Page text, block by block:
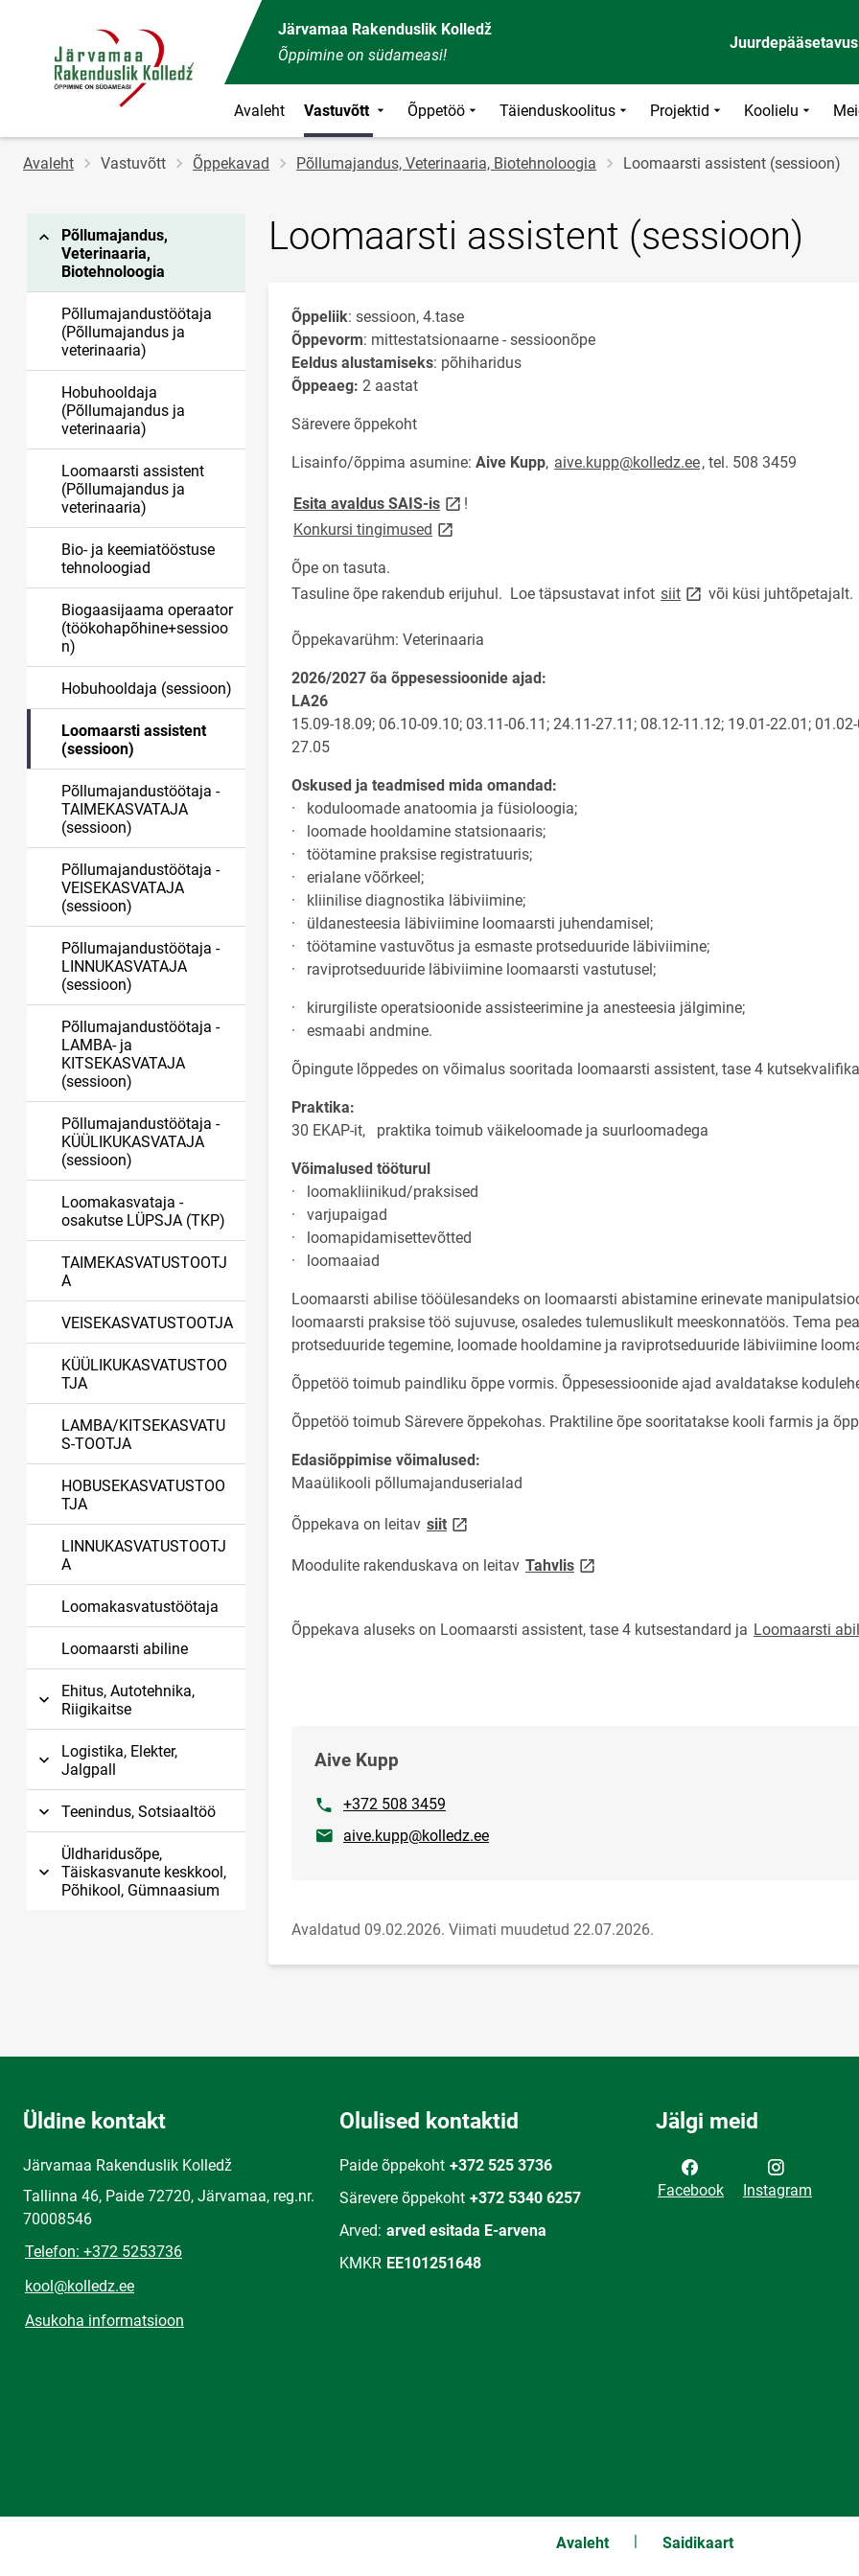
Järvamaa Rakenduslik Kolledž
Õppimine on südameasi!
Juurdepääsetavus
Avaleht Vastuvõtt Õppetöö Täienduskoolitus Projektid Koolielu
Jälglink
Avaleht Vastuvõtt Õppekavad Põllumajandus, Veterinaaria, Biotehnoloogia Loomaarsti assistent (sessioon)
Põllumajandus,
Veterinaaria,
Biotehnoloogia
Põllumajandustöötaja
(Põllumajandus ja
veterinaaria)
Hobuhooldaja
(Põllumajandus ja
veterinaaria)
Loomaarsti assistent
(Põllumajandus ja
veterinaaria)
Bio- ja keemiatööstuse
tehnoloogiad
Biogaasijaama operaator
(töökohapõhine+sessioo
n)
Hobuhooldaja (sessioon)
Loomaarsti assistent
(sessioon)
Põllumajandustöötaja -
TAIMEKASVATAJA
(sessioon)
Põllumajandustöötaja -
VEISEKASVATAJA
(sessioon)
Põllumajandustöötaja -
LINNUKASVATAJA
(sessioon)
Põllumajandustöötaja -
LAMBA- ja
KITSEKASVATAJA
(sessioon)
Põllumajandustöötaja -
KÜÜLIKUKASVATAJA
(sessioon)
Loomakasvataja -
osakutse LÜPSJA (TKP)
TAIMEKASVATUSTOOTJ
A
VEISEKASVATUSTOOTJA
KÜÜLIKUKASVATUSTOO
TJA
LAMBA/KITSEKASVATU
S-TOOTJA
HOBUSEKASVATUSTOO
TJA
LINNUKASVATUSTOOTJ
A
Loomakasvatustöötaja
Loomaarsti abiline
Ehitus, Autotehnika,
Riigikaitse
Logistika, Elekter,
Jalgpall
Teenindus, Sotsiaaltöö
Üldharidusõpe,
Täiskasvanute keskkool,
Põhikool, Gümnaasium
Loomaarsti assistent (sessioon)
Õppeliik: sessioon, 4.tase
Õppevorm: mittestatsionaarne - sessioonõpe
Eeldus alustamiseks: põhiharidus
Õppeaeg: 2 aastat
Särevere õppekoht
Lisainfo/õppima asumine: Aive Kupp, aive.kupp@kolledz.ee, tel. 508 3459
Esita avaldus SAIS-islink opens on new page
!
Konkursi tingimused link opens on new page
Õpe on tasuta.
Tasuline õpe rakendub erijuhul. Loe täpsustavat infot siitlink opens on new page
või küsi juhtõpetajalt.
Õppekavarühm: Veterinaaria
2026/2027 õa õppesessioonide ajad:
LA26
15.09-18.09; 06.10-09.10; 03.11-06.11; 24.11-27.11; 08.12-11.12; 19.01-22.01;
27.05
Oskused ja teadmised mida omandad:
· koduloomade anatoomia ja füsioloogia;
· loomade hooldamine statsionaaris;
· töötamine praksise registratuuris;
· erialane võõrkeel;
· kliinilise diagnostika läbiviimine;
· üldanesteesia läbiviimine loomaarsti juhendamisel;
· töötamine vastuvõtus ja esmaste protseduuride läbiviimine;
· raviprotseduuride läbiviimine loomaarsti vastutusel;
· kirurgiliste operatsioonide assisteerimine ja anesteesia jälgimine;
· esmaabi andmine.
Õpingute lõppedes on võimalus sooritada loomaarsti assistent, tase 4
Praktika:
30 EKAP-it, praktika toimub väikeloomade ja suurloomadega
Võimalused tööturul
· loomakliinikud/praksised
· varjupaigad
· loomapidamisettevõtted
· loomaaiad
Loomaarsti abilise tööülesandeks on loomaarsti abistamine erinevate
loomaarsti praksise töö sujuvuse, osaledes tulemuslikult meeskonnatöös. Tema
protseduuride tegemine, loomade hooldamine ja raviprotseduuride läbiviimine
Õppetöö toimub paindliku õppe vormis. Õppesessioonide ajad avaldatakse
Õppetöö toimub Särevere õppekohas. Praktiline õpe sooritatakse kooli farmis ja
Edasiõppimise võimalused:
Maaülikooli põllumajanduserialad
Õppekava on leitav siitlink opens on new page
Moodulite rakenduskava on leitav Tahvlislink opens on new page
Õppekava aluseks on Loomaarsti assistent, tase 4 kutsestandard ja Loomaarsti
Aive Kupp
Telefon+372 508 3459
E-postaive.kupp@kolledz.ee
Avaldatud 09.02.2026. Viimati muudetud 22.07.2026.
Üldine kontakt
Järvamaa Rakenduslik Kolledž
Tallinna 46, Paide 72720, Järvamaa, reg.nr.
70008546
Telefon: +372 5253736
kool@kolledz.ee
Asukoha informatsioon
Olulised kontaktid
Paide õppekoht +372 525 3736
Särevere õppekoht +372 5340 6257
Arved: arved esitada E-arvena
KMKR EE101251648
Jälgi meid
Facebook Instagram
Avaleht Saidikaart